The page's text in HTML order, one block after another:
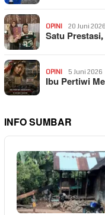
OPINI 20 Juni 2026
Satu
OPINI 5 Juni 2026
Ibu Pertiwi
INFO SUMBAR